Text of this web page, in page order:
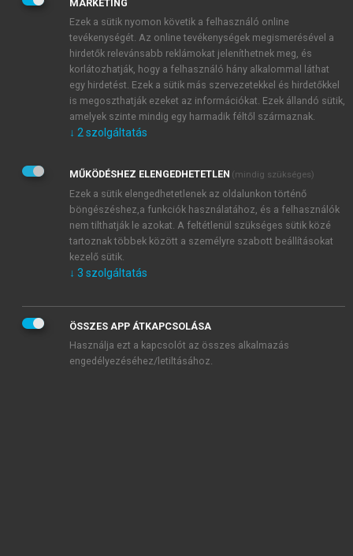
JELSZÓ ÚJRA
Kérek értesítést a MeRSZ újdonságairól, akcióiról.
Kérek értesítést az Akadémiai Kiadó Zrt. újdonságairól,
Adatkezelési tájékoztatóbanfoglaltakat tudomásul
veszem és elfogadom.
Általános vásárlási feltételeket, valamint a szotar.netés a
mersz.huoldalak licencszerződéseiben foglaltakat
tudomásul veszem és elfogadom.
KIPRÓBÁLOM
MARKETING
Ezek a sütik nyomon követik a felhasználó online
tevékenységét. Az online tevékenységek megismerésével a
hirdetők relevánsabb reklámokat jeleníthetnek meg, és
korlátozhatják, hogy a felhasználó hány alkalommal láthat
egy hirdetést. Ezek a sütik más szervezetekkel és hirdetőkkel
is megoszthatják ezeket az információkat. Ezek állandó sütik,
amelyek szinte mindig egy harmadik féltől származnak.
↓ 2 szolgáltatás
MŰKÖDÉSHEZ ELENGEDHETETLEN (mindig szükséges)
Ezek a sütik elengedhetetlenek az oldalunkon történő
böngészéshez,a funkciók használatához, és a felhasználók
nem tilthatják le azokat. A feltétlenül szükséges sütik közé
tartoznak többek között a személyre szabott beállításokat
kezelő sütik.
↓ 3 szolgáltatás
ÖSSZES APP ÁTKAPCSOLÁSA
Használja ezt a kapcsolót az összes alkalmazás
engedélyezéséhez/letiltásához.